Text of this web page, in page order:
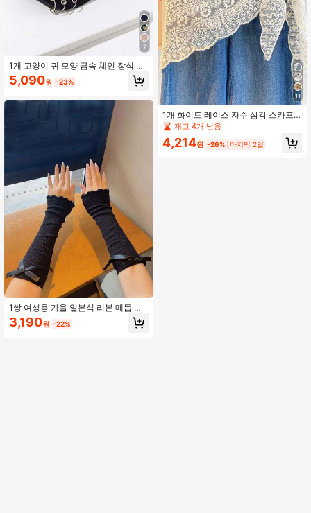
7
1개 고양이 귀 모양 금속 체인 장식 힙
합 야구모자
5,090원 -23%
1쌍 여성용 가을 일본식 리본 매듭 러
플 엣지 니트 암워머 솔리드 컬러 캐주
얼 폴리에스터
3,190원 -22%
11
1개 화이트 레이스 자수 삼각 스카프,
청바지와 잘 어울리는 패셔너블한 액
세서리
재고 4개 남음
4,214원 -26% 마지막 2일